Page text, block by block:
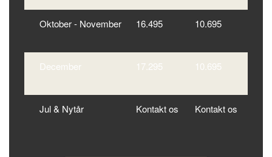
Oktober - November 16.495 10.695
December 17.295 10.695
Jul & Nytår Kontakt os Kontakt os